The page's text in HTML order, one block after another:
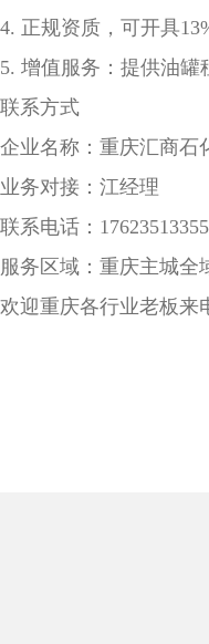
4. 正规资质，可开具
5. 增值服务：提供油
联系方式
企业名称：重庆汇商石
业务对接：江经理
联系电话：17623513355
服务区域：重庆主城全
欢迎重庆各行业老板来